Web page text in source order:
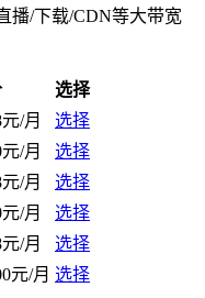
播/下载/CDN等大带宽
选择
/月
选择
/月
选择
/月
选择
/月
选择
/月
选择
元/月 选择